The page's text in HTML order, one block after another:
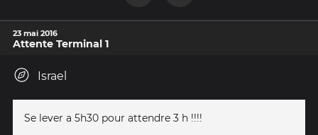
23 mai 2016
Attente Terminal 1
Israel
Se lever a 5h30 pour attendre 3 h !!!!